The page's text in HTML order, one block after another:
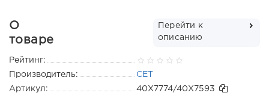
О
товаре
Перейти к
описанию
Рейтинг:
Производитель:
CET
Артикул:
40X7774/40X7593